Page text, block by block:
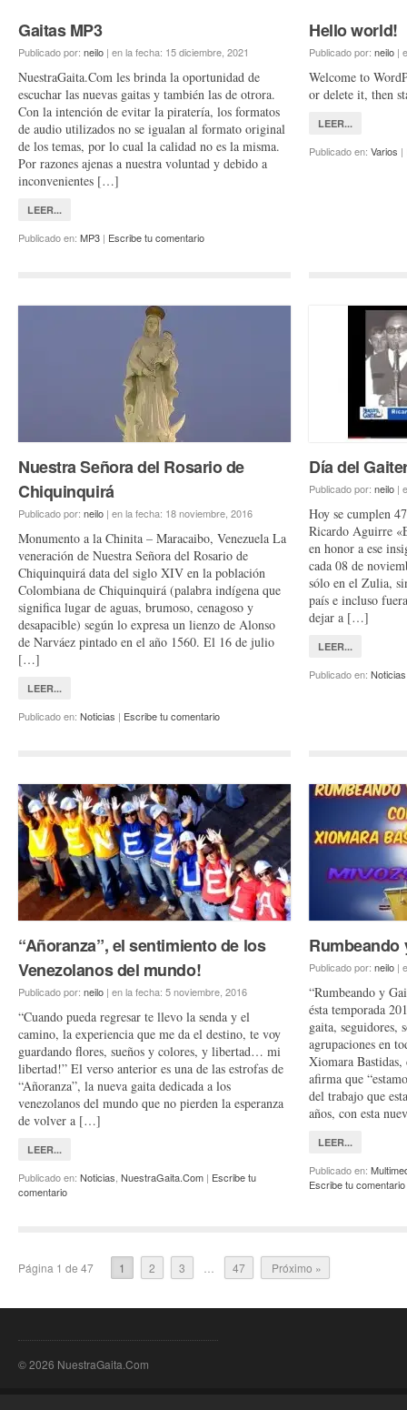
Gaitas MP3
Publicado por: neilo | en la fecha: 15 diciembre, 2021
NuestraGaita.Com les brinda la oportunidad de
escuchar las nuevas gaitas y también las de otrora.
Con la intención de evitar la piratería, los formatos
de audio utilizados no se igualan al formato original
de los temas, por lo cual la calidad no es la misma.
Por razones ajenas a nuestra voluntad y debido a
inconvenientes […]
LEER...
Publicado en: MP3 | Escribe tu comentario
Hello world!
Publicado por: neilo |
Welcome to
or delete it, then
LEER...
Publicado en: Varios |
Nuestra Señora del Rosario de
Chiquinquirá
Publicado por: neilo | en la fecha: 18 noviembre, 2016
Monumento a la Chinita – Maracaibo, Venezuela La
veneración de Nuestra Señora del Rosario de
Chiquinquirá data del siglo XIV en la población
Colombiana de Chiquinquirá (palabra indígena que
significa lugar de aguas, brumoso, cenagoso y
desapacible) según lo expresa un lienzo de Alonso
de Narváez pintado en el año 1560. El 16 de julio
[…]
LEER...
Publicado en: Noticias | Escribe tu comentario
Día del
Publicado por: neilo |
Hoy se cumplen
Ricardo Aguirre
en honor a ese
cada 08 de
sólo en el Zulia,
país e incluso
dejar a […]
LEER...
Publicado en: Noticias
“Añoranza”, el sentimiento de los
Venezolanos del mundo!
Publicado por: neilo | en la fecha: 5 noviembre, 2016
“Cuando pueda regresar te llevo la senda y el
camino, la experiencia que me da el destino, te voy
guardando flores, sueños y colores, y libertad… mi
libertad!” El verso anterior es una de las estrofas de
“Añoranza”, la nueva gaita dedicada a los
venezolanos del mundo que no pierden la esperanza
de volver a […]
LEER...
Publicado en: Noticias NuestraGaita.Com | Escribe tu
comentario
Rumbeando
Publicado por: neilo |
“Rumbeando y
ésta temporada
gaita, seguidores,
agrupaciones en
Xiomara Bastidas,
afirma que
del trabajo que
años, con esta
LEER...
Publicado en:
Escribe tu comentario
Página 1 de 47 1 2 3 47 Próximo »
© 2026 NuestraGaita.Com